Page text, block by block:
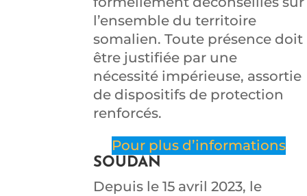
l’ensemble du territoire
somalien. Toute présence doit
être justifiée par une
nécessité impérieuse, assortie
de dispositifs de protection
renforcés.
Pour plus d’informations
SOUDAN
Depuis le 15 avril 2023, le